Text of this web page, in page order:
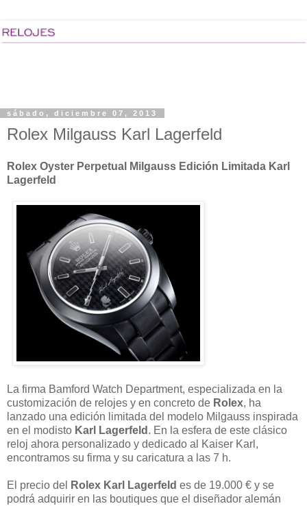
sábado, diciembre 07, 2013
Rolex Milgauss Karl Lagerfeld
Rolex Oyster Perpetual Milgauss Edición Limitada Karl
Lagerfeld
La firma Bamford Watch Department, especializada en la
customización de relojes y en concreto de Rolex, ha
lanzado una edición limitada del modelo Milgauss inspirada
en el modisto Karl Lagerfeld . En la esfera de este clásico
reloj ahora personalizado y dedicado al Kaiser Karl,
encontramos su firma y su caricatura a las 7 h.
El precio del Rolex Karl Lagerfeld es de 19.000 € y se
podrá adquirir en las boutiques que el diseñador alemán